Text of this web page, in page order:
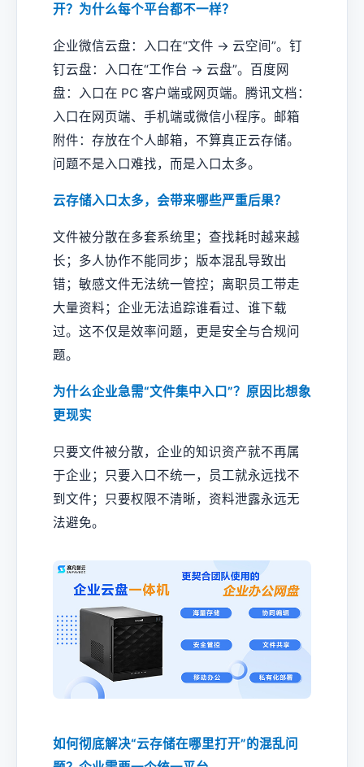
开？为什么每个平台都不一样？
企业微信云盘：入口在“文件 → 云空间”。钉
钉云盘：入口在“工作台 → 云盘”。百度网
盘：入口在 PC 客户端或网页端。腾讯文档：
入口在网页端、手机端或微信小程序。邮箱
附件：存放在个人邮箱，不算真正云存储。
问题不是入口难找，而是入口太多。
云存储入口太多，会带来哪些严重后果？
文件被分散在多套系统里；查找耗时越来越
长；多人协作不能同步；版本混乱导致出
错；敏感文件无法统一管控；离职员工带走
大量资料；企业无法追踪谁看过、谁下载
过。这不仅是效率问题，更是安全与合规问
题。
为什么企业急需“文件集中入口”？原因比想象
更现实
只要文件被分散，企业的知识资产就不再属
于企业；只要入口不统一，员工就永远找不
到文件；只要权限不清晰，资料泄露永远无
法避免。
如何彻底解决“云存储在哪里打开”的混乱问